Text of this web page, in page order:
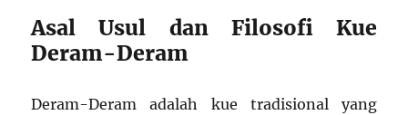
Asal Usul dan Filosofi Kue
Deram-Deram
Deram-Deram adalah kue tradisional yang